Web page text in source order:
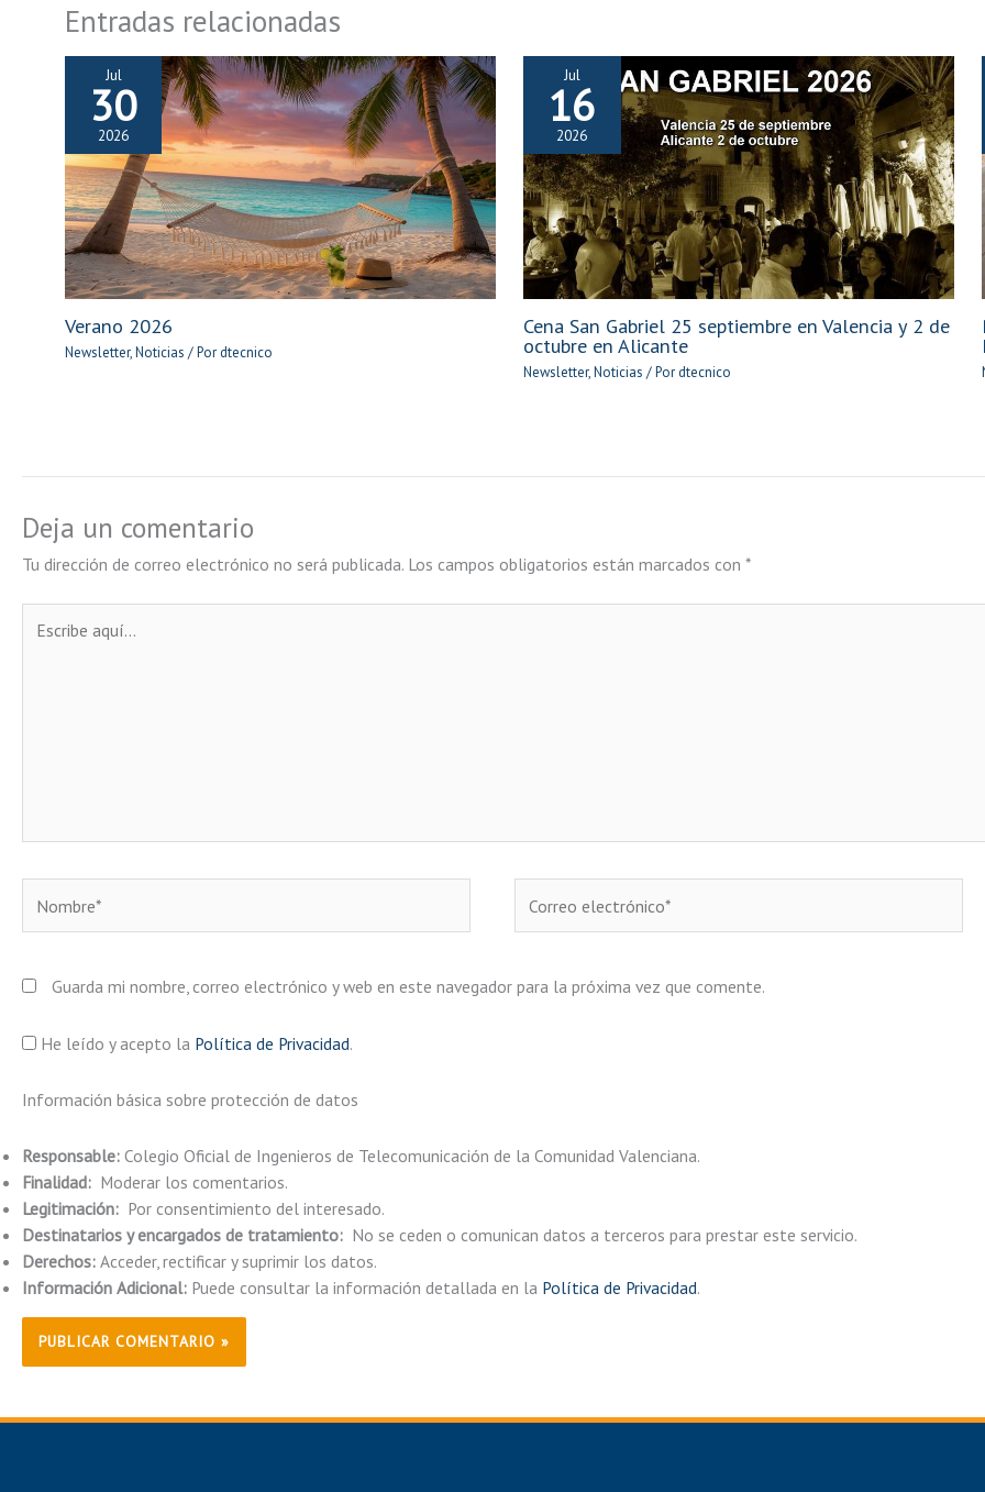
Entradas relacionadas
Jul
30
2026
Verano 2026
Newsletter,Noticias / Pordtecnico
Jul
16
2026
Cena San Gabriel 25 septiembre en Valencia y 2 de
octubre en Alicante
Newsletter,Noticias / Pordtecnico
Deja un comentario
Tu dirección de correo electrónico no será publicada. Los campos obligatorios están marcados con *
aquí...
electrónico*
Guarda mi nombre, correo electrónico y web en este navegador para la próxima vez que comente.
He leído y acepto la Política de Privacidad.
Información básica sobre protección de datos
Responsable: Colegio Oficial de Ingenieros de Telecomunicación de la Comunidad Valenciana.
Finalidad: Moderar los comentarios.
Legitimación: Por consentimiento del interesado.
Destinatarios y encargados de tratamiento: No se ceden o comunican datos a terceros para prestar este servicio.
Derechos: Acceder, rectificar y suprimir los datos.
Información Adicional: Puede consultar la información detallada en la Política de Privacidad.